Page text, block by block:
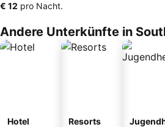
‎€ 12 pro Nacht.
Andere Unterkünfte in
Hotel Resorts